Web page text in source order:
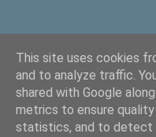
This site uses cookies
and to analyze traffic.
shared with Google
metrics to ensure
statistics, and to detect